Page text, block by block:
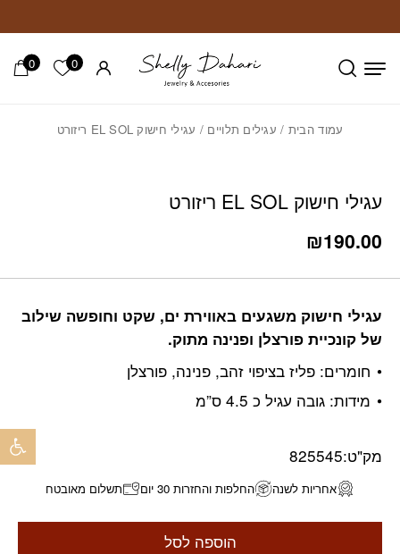
0 הרשימה
0
עמוד הבית / עגילים תלויים / עגילי חישוק EL SOL ריזורט
עגילי חישוק EL SOL ריזורט
₪190.00
עגילי חישוק משגעים באווירת ים, שקט וחופשה שילוב
של קונכיית פורצלן ופנינה מתוק.
חומרים: פליז בציפוי זהב, פנינה, פורצלן
מידות: גובה עגיל כ 4.5 ס”מ
מק"ט:825545
אחריות לשנה החלפות והחזרות 30 יום תשלום מאובטח
הוספה לסל